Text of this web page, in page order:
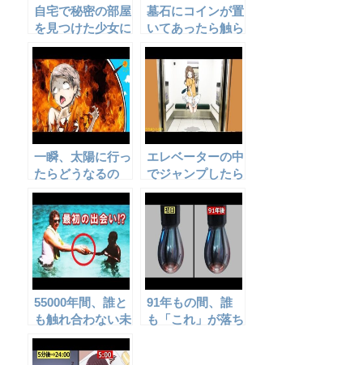
自宅で秘密の部屋
を見つけた少女に
さらなるサプライ
ズが…
墓石にコインが置
いてあったら触ら
ないで！
一瞬、太陽に行っ
たらどうなるの
か…
エレベーターの中
でジャンプしたら
どうなるのか
55000年間、誰と
も触れ合わない未
開の地・北センチ
ネル島！！
91年もの間、誰
も「これ」が落ち